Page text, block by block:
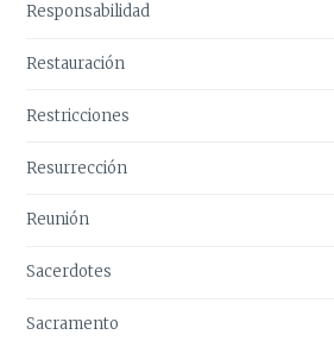
Responsabilidad
Restauración
Restricciones
Resurrección
Reunión
Sacerdotes
Sacramento